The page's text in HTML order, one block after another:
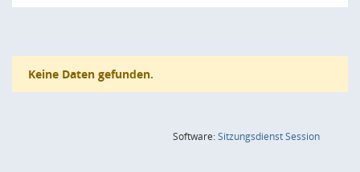
Keine Daten gefunden.
Software:SitzungsdienstSession(Wird in